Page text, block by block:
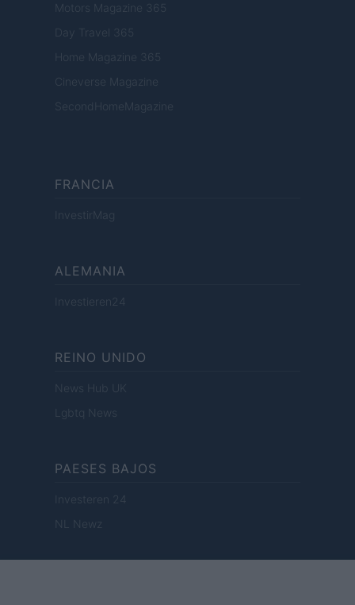
Motors Magazine 365
Day Travel 365
Home Magazine 365
Cineverse Magazine
SecondHomeMagazine
FRANCIA
InvestirMag
ALEMANIA
Investieren24
REINO UNIDO
News Hub UK
Lgbtq News
PAESES BAJOS
Investeren 24
NL Newz